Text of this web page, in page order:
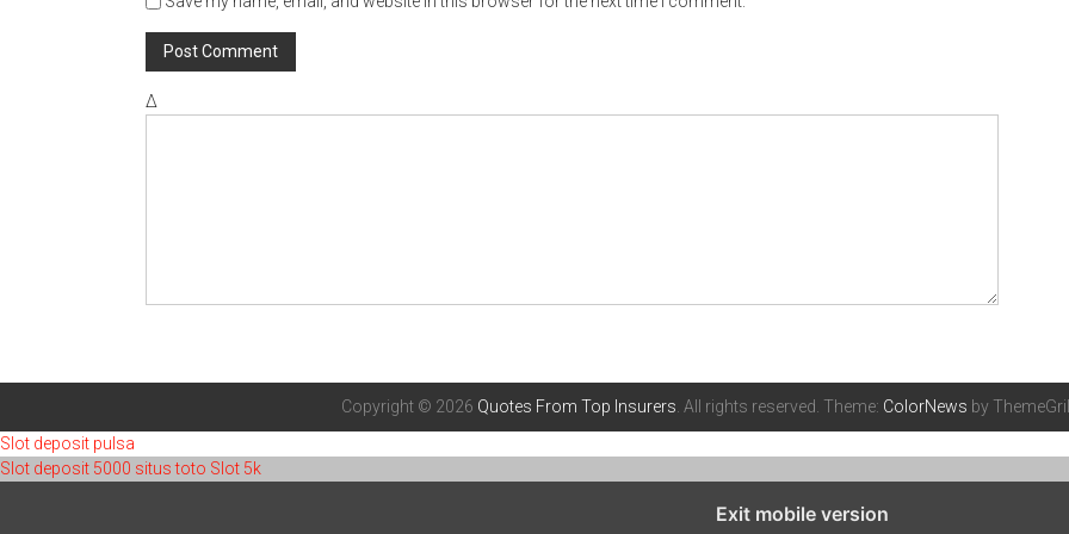
Δ
Copyright © 2026 Quotes From Top Insurers . All rights reserved. Theme: ColorNews by
Slot deposit pulsa
Slot deposit 5000 situs toto Slot 5k
Exit mobile version